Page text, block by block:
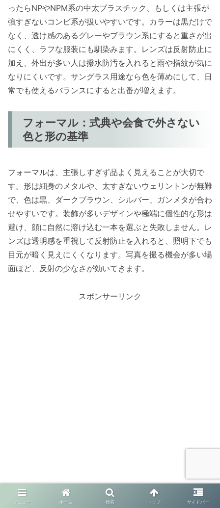
ったらNPやNPM系の中太プラスチック、もしくは主張が
強すぎないコンビ系が扱いやすいです。カラーは黒だけで
なく、透け感のあるグレーやブラウン系にすると重さが出
にくく、ラフな服装にも馴染みます。レンズは反射防止に
加え、外出が多い人は撥水防汚を入れると雨や指紋が気に
なりにくいです。サングラス用途なら色を薄めにして、日
常でも使えるバランスにすると出番が増えます。
フォーマル：式典や会食で外さない
色と形の基準
フォーマルは、主張しすぎず品よく見えることが大切で
す。形は細身のメタルや、太すぎないウェリントンが無難
で、色は黒、ダークブラウン、シルバー、ガンメタが合わ
せやすいです。装飾が多いデザインや極端に個性的な形は
避け、顔に自然に溶け込む一本を選ぶと失敗しません。レ
ンズは透明感を重視して反射防止を入れると、照明下でも
目元が暗く見えにくくなります。写真を撮る機会が多い場
面ほど、反射の少なさが効いてきます。
スポンサーリンク
メニュー ホーム 検索 トップ サイドバー